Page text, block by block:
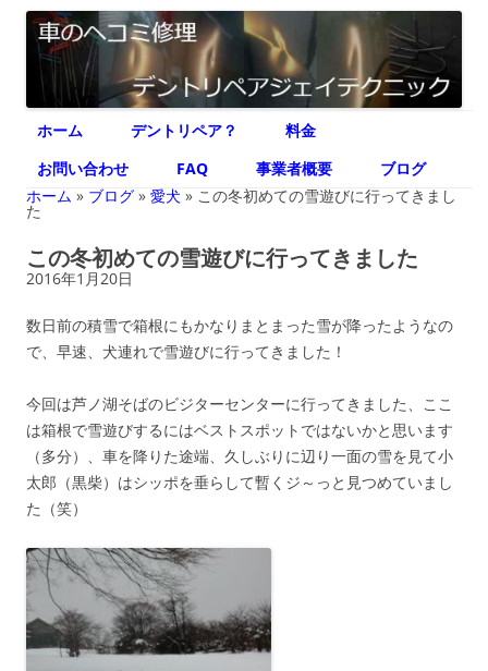
デントリペア ジェイテクニック
車のヘコミ修理専門 神奈川県横浜市 デントリペア ジェイテクニック
ン
ツ
へ
ス
プ
ホーム デントリペア？
料金
お問い合わせ
FAQ 事業者概要
ブログ
ホーム » ブログ » 愛犬 » この冬初めての雪遊びに行ってきまし
た
この冬初めての雪遊びに行ってきました
2016年1月20日
数日前の積雪で箱根にもかなりまとまった雪が降ったようなの
で、早速、犬連れで雪遊びに行ってきました！
今回は芦ノ湖そばのビジターセンターに行ってきました、ここ
は箱根で雪遊びするにはベストスポットではないかと思います
（多分）、車を降りた途端、久しぶりに辺り一面の雪を見て小
太郎（黒柴）はシッポを垂らして暫くジ～っと見つめていまし
た（笑）